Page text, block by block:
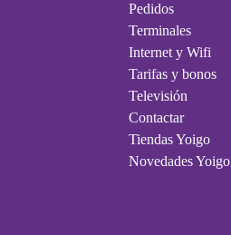
Pedidos
Terminales
Internet y Wifi
Tarifas y bonos
Televisión
Contactar
Tiendas Yoigo
Novedades Yoigo